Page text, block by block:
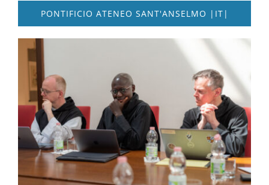
PONTIFICIO ATENEO SANT'ANSELMO |IT|